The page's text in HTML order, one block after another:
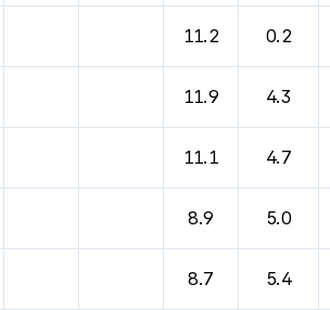
11.2 0.2
11.9 4.3
11.1 4.7
8.9 5.0
8.7 5.4